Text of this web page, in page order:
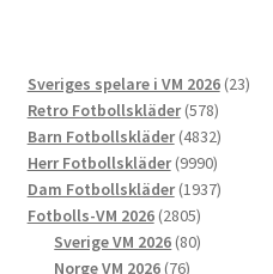
Sveriges spelare i VM 2026 2323
Retro Fotbollskläder 578578
Barn Fotbollskläder 48324832
Herr Fotbollskläder 99909990
produkter
Dam Fotbollskläder 19371937
Fotbolls-VM 2026 28052805
produkter
Sverige VM 2026 8080
Norge VM 2026 7676